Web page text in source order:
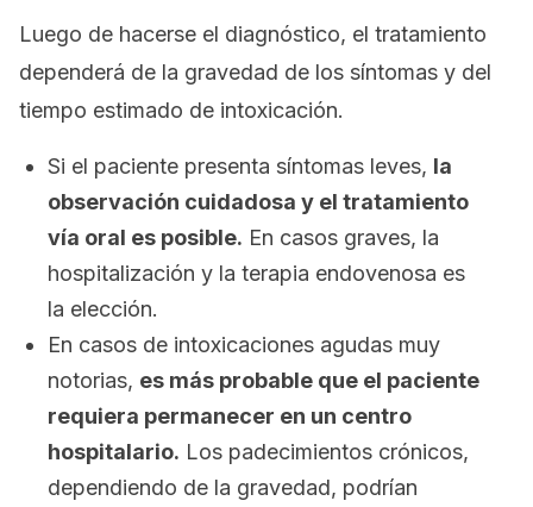
Luego de hacerse el diagnóstico, el tratamiento
dependerá de la gravedad de los síntomas y del
tiempo estimado de intoxicación.
Si el paciente presenta síntomas leves, la
observación cuidadosa y el tratamiento
vía oral es posible. En casos graves, la
hospitalización y la terapia endovenosa es
la elección.
En casos de intoxicaciones agudas muy
notorias, es más probable que el paciente
requiera permanecer en un centro
hospitalario. Los padecimientos crónicos,
dependiendo de la gravedad, podrían